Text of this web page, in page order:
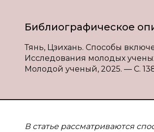
Библиографическое
Тянь, Цзихань. Способы
Исследования молодых
Молодой ученый, 2025. — С.
В статье рассматриваются